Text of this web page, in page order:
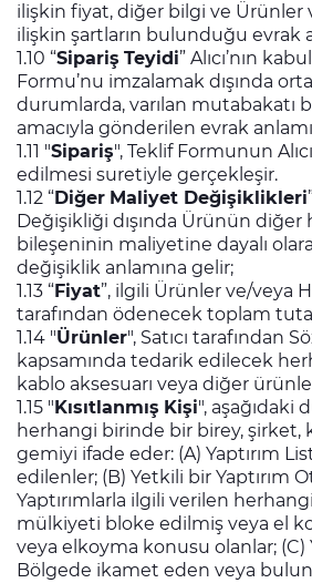
ilişkin fiyat, diğer bilgi ve Ürünler
ilişkin şartların bulunduğu evrak
1.10 “Sipariş Teyidi” Alıcı’nın
Formu’nu imzalamak dışında
durumlarda, varılan mutabakatı
amacıyla gönderilen evrak
1.11 "Sipariş", Teklif Formunun
edilmesi suretiyle gerçekleşir.
1.12 “Diğer Maliyet Değişiklikleri
Değişikliği dışında Ürünün diğer
bileşeninin maliyetine dayalı
değişiklik anlamına gelir;
1.13 “Fiyat”, ilgili Ürünler ve/veya
tarafından ödenecek toplam
1.14 "Ürünler", Satıcı tarafından
kapsamında tedarik edilecek
kablo aksesuarı veya diğer
1.15 "Kısıtlanmış Kişi", aşağıdaki
herhangi birinde bir birey, şirket,
gemiyi ifade eder: (A) Yaptırım
edilenler; (B) Yetkili bir Yaptırım
Yaptırımlarla ilgili verilen
mülkiyeti bloke edilmiş veya el
veya elkoyma konusu olanlar; (C)
Bölgede ikamet eden veya